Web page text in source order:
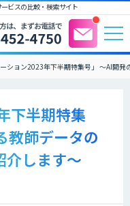
ビスの比較・検索サイト
ーション2023年下半期特集号」 〜AI開
下半期特集
教師データの
介します〜